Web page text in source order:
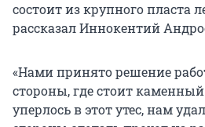
состоит из крупного пласта
рассказал Иннокентий
«Нами принято решение
стороны, где стоит каменный
уперлось в этот утес, нам